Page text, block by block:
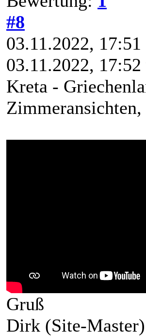
#8
03.11.2022, 17:51
03.11.2022, 17:52
Kreta -
Gruß
Dirk (Site-Master)